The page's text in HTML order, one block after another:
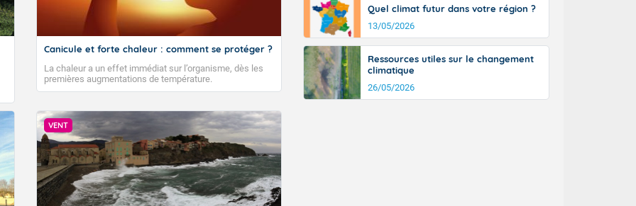
Canicule et forte chaleur : comment se protéger ?
La chaleur a un effet immédiat sur l’organisme, dès les
premières augmentations de température.
VENT
Quel climat futur dans votre région ?
13/05/2026
Ressources utiles sur le changement
climatique
26/05/2026